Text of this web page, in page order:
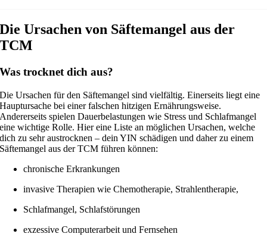
Die Ursachen von Säftemangel aus der
TCM
Was trocknet dich aus?
Die Ursachen für den Säftemangel sind vielfältig. Einerseits liegt eine
Hauptursache bei einer falschen hitzigen Ernährungsweise.
Andererseits spielen Dauerbelastungen wie Stress und Schlafmangel
eine wichtige Rolle. Hier eine Liste an möglichen Ursachen, welche
dich zu sehr austrocknen – dein YIN schädigen und daher zu einem
Säftemangel aus der TCM führen können:
chronische Erkrankungen
invasive Therapien wie Chemotherapie, Strahlentherapie,
Schlafmangel, Schlafstörungen
exzessive Computerarbeit und Fernsehen